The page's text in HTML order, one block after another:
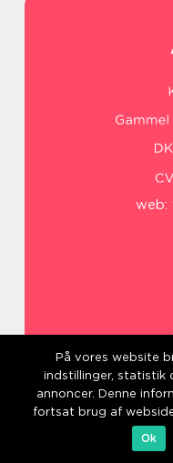
web:
På vores website
indstillinger, statistik
annoncer. Denne
fortsat brug af
Ok